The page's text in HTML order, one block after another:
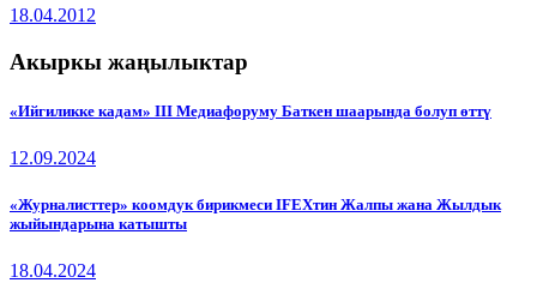
18.04.2012
Акыркы жаңылыктар
«Ийгиликке кадам» III Медиафоруму Баткен шаарында болуп өттү
12.09.2024
«Журналисттер» коомдук бирикмеси IFEXтин Жалпы жана Жылдык
жыйындарына катышты
18.04.2024